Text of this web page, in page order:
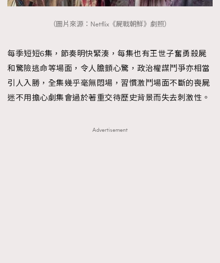
（圖片來源：Netflix《屍戰朝鮮》劇照）
每季短短6集，節奏明快緊湊，每集也有王世子奮勇殺屍
和驚險逃命等場面，令人膽顫心驚，政治權謀鬥爭亦相當
引人入勝，全集幾乎毫無悶場，習慣激鬥場面不斷的喪屍
迷不用擔心劇集會過於著重交待歷史背景而失去刺激性。
Advertisement